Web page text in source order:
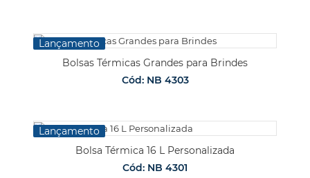
Lançamento
Bolsas Térmicas Grandes para Brindes
Cód: NB 4303
Lançamento
Bolsa Térmica 16 L Personalizada
Cód: NB 4301